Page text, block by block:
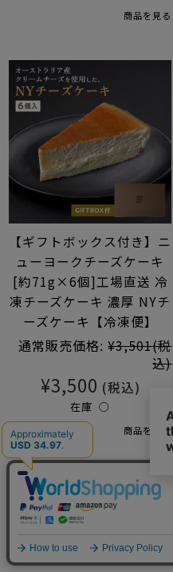
商品を見る
【ギフトボックス付き】ニ
ューヨークチーズケーキ
[約71g×6個]工場直送 冷
凍チーズケーキ 濃厚 NYチ
ーズケーキ【冷凍便】
通常販売価格: ¥3,501(税
込)
¥3,500 (税込)
在庫 ○
商品を見る